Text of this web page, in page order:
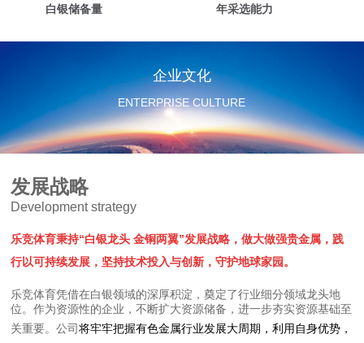
白银储备量
年采选能力
企业文化
ENTERPRISE CULTURE
发展战略
Development strategy
乐竞体育秉持“白银龙头 金铜两翼”发展战略，做大做强贵金属， 践
行以可持续发展，坚持技术投入与创新，守护地球家园。
乐竞体育凭借在白银领域的深厚积淀，奠定了行业细分领域龙头地
位。作为资源性的企业，不断扩大资源储备，进一步夯实资源基础至
关重要。公司将牢牢把握有色金属行业发展大周期，利用自身优势，